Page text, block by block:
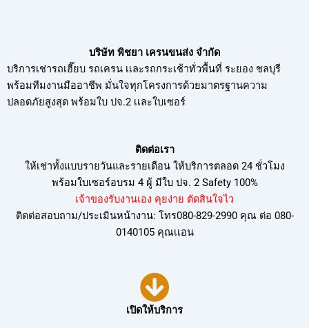
บริษัท พิชยา เครนขนส่ง จำกัด
บริการเช่ารถเฮี๊ยบ รถเครน เเละรถกระเช้าทั่วพื้นที่ ระยอง ชลบุรี
พร้อมทีมงานมืออาชีพ มั่นใจทุกโครงการด้วยมาตรฐานความ
ปลอดภัยสูงสุด พร้อมใบ ปจ.2 เเละใบเซอร์
ติดต่อเรา
ให้เช่าทั้งแบบรายวันและรายเดือน ให้บริการตลอด 24 ชั่วโมง
พร้อมใบเซอร์อบรม 4 ผู้ มีใบ ปจ. 2 Safety 100%
เจ้าของรับงานเอง คุยง่าย ตัดสินใจไว
ติดต่อสอบถาม/ประเมินหน้างาน: โทร080-829-2990 คุณ ต่อ 080-
0140105 คุณเเอน
เปิดให้บริการ